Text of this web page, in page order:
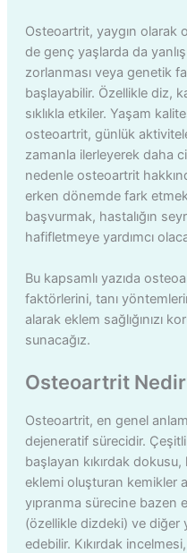
Osteoartrit, yaygın olarak
de genç yaşlarda da
zorlanması veya genetik
başlayabilir. Özellikle diz,
sıklıkla etkiler. Yaşam
osteoartrit, günlük
zamanla ilerleyerek daha
nedenle osteoartrit
erken dönemde fark
başvurmak, hastalığın
hafifletmeye yardımcı
Bu kapsamlı yazıda
faktörlerini, tanı
alarak eklem sağlığınızı
sunacağız.
Osteoartrit
Osteoartrit, en genel
dejeneratif sürecidir.
başlayan kıkırdak
eklemi oluşturan kemikler
yıpranma sürecine bazen
(özellikle dizdeki) ve diğer
edebilir. Kıkırdak